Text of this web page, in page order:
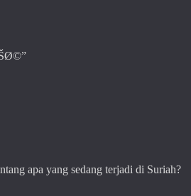
apa yang sedang terjadi di Suriah?